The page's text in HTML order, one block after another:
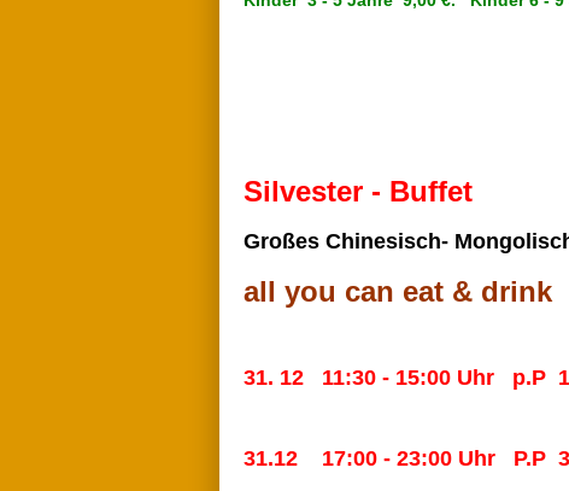
Silvester - Buffet
Großes Chinesisch-
all you can eat & drink
31. 12 11:30 - 15:00 Uhr p.P
31.12 17:00 - 23:00 Uhr P.P